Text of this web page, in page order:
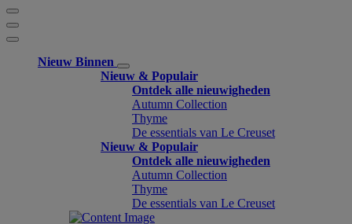
Nieuw Binnen
Nieuw & Populair
Ontdek alle nieuwigheden
Autumn Collection
Thyme
De essentials van Le Creuset
Nieuw & Populair
Ontdek alle nieuwigheden
Autumn Collection
Thyme
De essentials van Le Creuset